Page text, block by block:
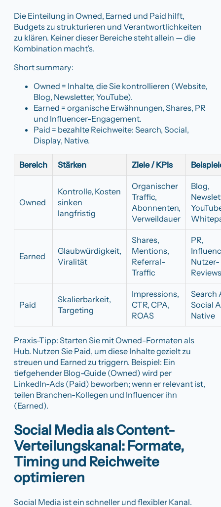
Die Einteilung in Owned, Earned und Paid hilft,
Budgets zu strukturieren und Verantwortlichkeiten
zu klären. Keiner dieser Bereiche steht allein — die
Kombination macht’s.
Short summary:
Owned = Inhalte, die Sie kontrollieren (Website,
Blog, Newsletter, YouTube).
Earned = organische Erwähnungen, Shares, PR
und Influencer-Engagement.
Paid = bezahlte Reichweite: Search, Social,
Display, Native.
Bereich Stärken Ziele / KPIs
Owned
Kontrolle, Kosten
sinken
langfristig
Organischer
Traffic,
Abonnenten,
Verweildauer
Blog,
Earned
Glaubwürdigkeit,
Viralität
Shares,
Mentions,
Referral-
Traffic
PR,
Nutzer-
Reviews
Paid
Skalierbarkeit,
Targeting
Impressions,
CTR, CPA,
ROAS
Search
Social
Native
Praxis-Tipp: Starten Sie mit Owned-Formaten als
Hub. Nutzen Sie Paid, um diese Inhalte gezielt zu
streuen und Earned zu triggern. Beispiel: Ein
tiefgehender Blog-Guide (Owned) wird per
LinkedIn-Ads (Paid) beworben; wenn er relevant ist,
teilen Branchen-Kollegen und Influencer ihn
(Earned).
Social Media als Content-
Verteilungskanal: Formate,
Timing und Reichweite
optimieren
Social Media ist ein schneller und flexibler Kanal.